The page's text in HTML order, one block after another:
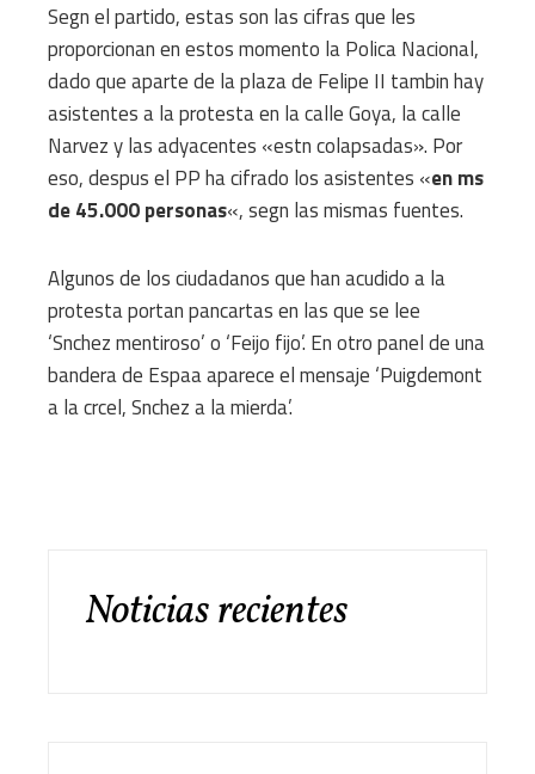
Segn el partido, estas son las cifras que les
proporcionan en estos momento la Polica Nacional,
dado que aparte de la plaza de Felipe II tambin hay
asistentes a la protesta en la calle Goya, la calle
Narvez y las adyacentes «estn colapsadas». Por
eso, despus el PP ha cifrado los asistentes «en ms
de 45.000 personas«, segn las mismas fuentes.
Algunos de los ciudadanos que han acudido a la
protesta portan pancartas en las que se lee
‘Snchez mentiroso’ o ‘Feijo fijo’. En otro panel de una
bandera de Espaa aparece el mensaje ‘Puigdemont
a la crcel, Snchez a la mierda’.
Noticias recientes